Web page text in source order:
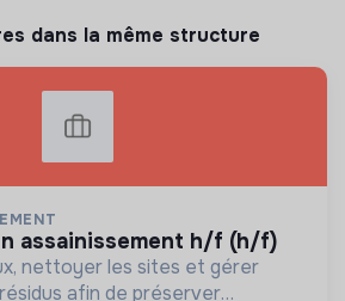
dans la même structure
assainissement h/f (h/f)
nettoyer les sites et gérer
afin de préserver